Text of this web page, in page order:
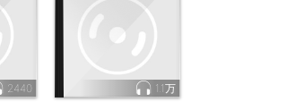
2440 1.1万